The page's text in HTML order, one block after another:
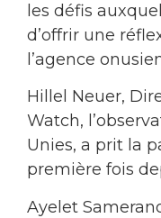
les défis
d’offrir une
l’agence
Hillel Neuer,
Watch,
Unies, a prit la
première fois
Ayelet